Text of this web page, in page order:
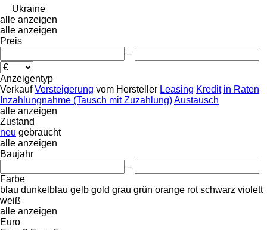
Ukraine
alle anzeigen
alle anzeigen
Preis
–
Anzeigentyp
Verkauf Versteigerung vom Hersteller Leasing Kredit in Raten
Inzahlungnahme (Tausch mit Zuzahlung)Austausch
alle anzeigen
Zustand
neu gebraucht
alle anzeigen
Baujahr
–
Farbe
blau dunkelblau gelb gold grau grün orange rot schwarz violett
weiß
alle anzeigen
Euro